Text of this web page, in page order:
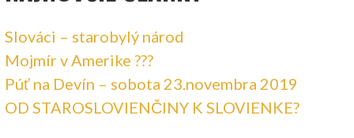
Slováci – starobylý národ
Mojmír v Amerike ???
Púť na Devín – sobota 23.novembra 2019
OD STAROSLOVIENČINY K SLOVIENKE?